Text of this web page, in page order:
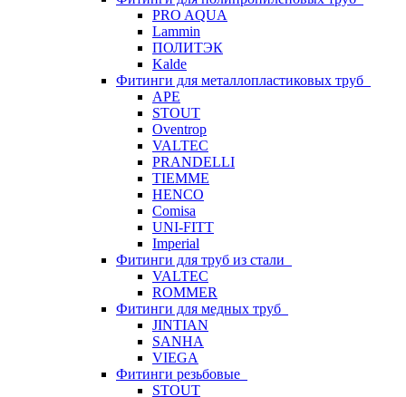
PRO AQUA
Lammin
ПОЛИТЭК
Kalde
Фитинги для металлопластиковых труб
APE
STOUT
Oventrop
VALTEC
PRANDELLI
TIEMME
HENCO
Comisa
UNI-FITT
Imperial
Фитинги для труб из стали
VALTEC
ROMMER
Фитинги для медных труб
JINTIAN
SANHA
VIEGA
Фитинги резьбовые
STOUT